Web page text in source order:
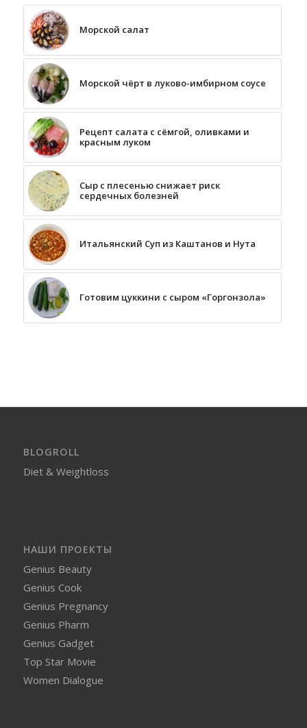
Морской салат
Морской чёрт в луково-имбирном соусе
Рецепт салата с сёмгой, оливками и
красным луком
Сыр с плесенью снижает риск
сердечных болезней
Итальянский Суп из Каштанов и Нута
Готовим цуккини с сыром «Горгонзола»
BLOGROLL
Diet & Weightloss
НАШИ ПРОЕКТЫ
Genius Beauty
Genius Cook
Genius Pregnancy
Genius Pharm
Genius Gadget
Top Star Movie
Women Dialogue